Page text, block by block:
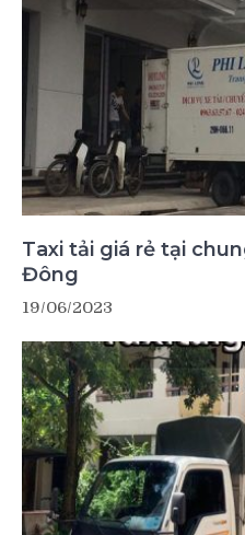
Taxi tải giá rẻ tại
Đông
19/06/2023